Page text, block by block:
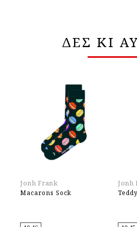
ΔΕΣ ΚΙ
Jonh Frank
Macarons Sock
Jonh